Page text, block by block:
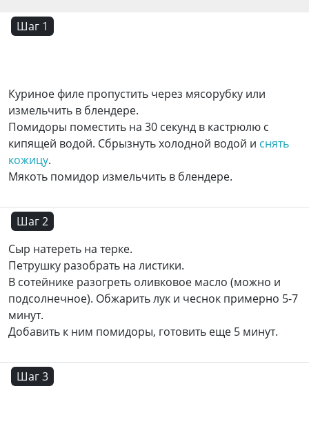
Шаг 1
Куриное филе пропустить через мясорубку или
измельчить в блендере.
Помидоры поместить на 30 секунд в кастрюлю с
кипящей водой. Сбрызнуть холодной водой и снять
кожицу.
Мякоть помидор измельчить в блендере.
Шаг 2
Сыр натереть на терке.
Петрушку разобрать на листики.
В сотейнике разогреть оливковое масло (можно и
подсолнечное). Обжарить лук и чеснок примерно 5-7
минут.
Добавить к ним помидоры, готовить еще 5 минут.
Шаг 3